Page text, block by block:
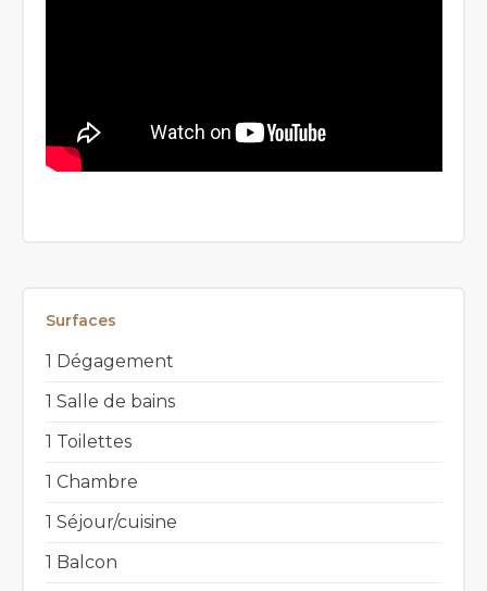
Surfaces
1 Dégagement
1 Salle de bains
1 Toilettes
1 Chambre
1 Séjour/cuisine
1 Balcon